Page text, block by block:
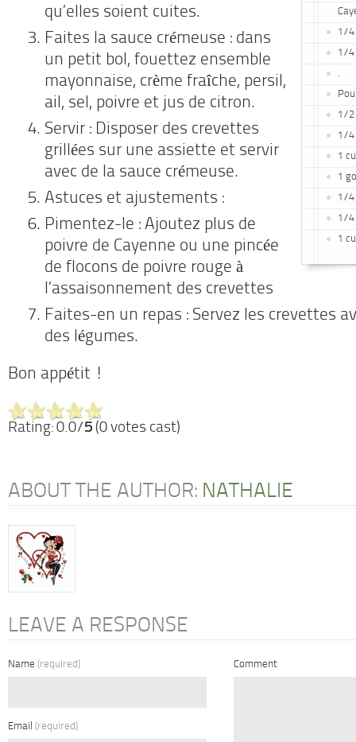
1/4
1/4
.
1/2
1/4
1
1
1/4
1/4
1
qu’elles soient cuites.
Faites la sauce crémeuse : dans
un petit bol, fouettez ensemble
mayonnaise, crème fraîche, persil,
ail, sel, poivre et jus de citron.
Servir : Disposer des crevettes
grillées sur une assiette et servir
avec de la sauce crémeuse.
Astuces et ajustements :
Pimentez-le : Ajoutez plus de
poivre de Cayenne ou une pincée
de flocons de poivre rouge à
l’assaisonnement des crevettes
Faites-en un repas : Servez les crevettes
des légumes.
Bon appétit !
Rating: 0.0/5 (0 votes cast)
ABOUT THE AUTHOR: NATHALIE
LEAVE A RESPONSE
Name (required)
Email (required)
Comment